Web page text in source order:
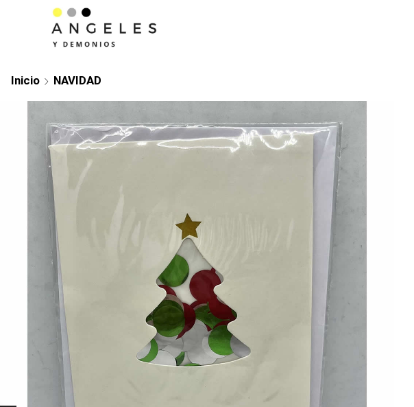
Inicio NAVIDAD